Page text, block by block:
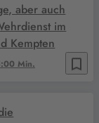
bookmark_border
Min.
aber auch
im
Kempten